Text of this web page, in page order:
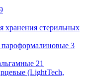
хранения стерильных
3
21
(LightTech,